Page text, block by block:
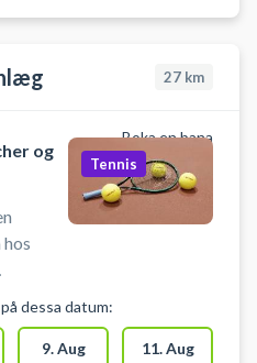
27 km
Boka en bana
og
også
Tennis
dessa datum:
9. Aug 11. Aug